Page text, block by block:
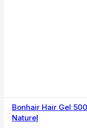
Bonhair Hair Gel
Naturel